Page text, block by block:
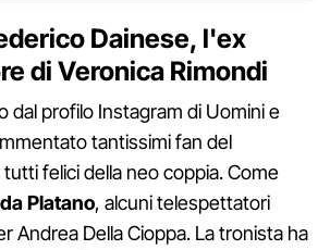
Dainese, l'ex
di Veronica Rimondi
dal profilo Instagram di Uomini e
tantissimi fan del
felici della neo coppia. Come
Platano, alcuni telespettatori
Andrea Della Cioppa. La tronista ha